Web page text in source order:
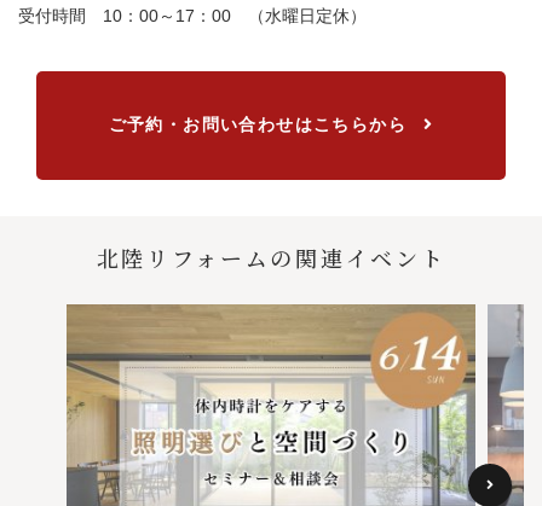
受付時間 10：00～17：00 （水曜日定休）
ご予約・お問い合わせはこちらから
北陸リフォームの関連イベント